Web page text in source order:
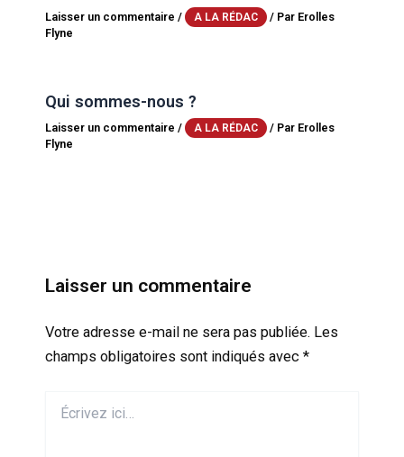
Laisser un commentaire / A LA RÉDAC / Par Erolles
Flyne
Qui sommes-nous ?
Laisser un commentaire / A LA RÉDAC / Par Erolles
Flyne
Laisser un commentaire
Votre adresse e-mail ne sera pas publiée. Les
champs obligatoires sont indiqués avec *
ici…